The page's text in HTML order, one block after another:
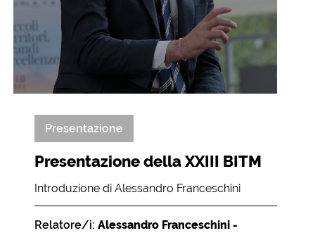
Presentazione
Presentazione della XXIII BITM
Introduzione di Alessandro Franceschini
Relatore/i: Alessandro Franceschini -